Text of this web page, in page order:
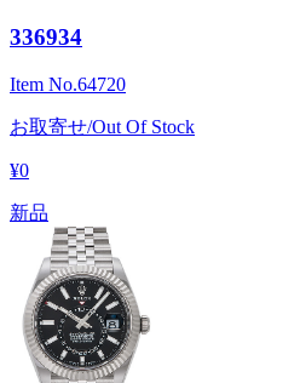
336934
Item No.64720
お取寄せ/Out Of Stock
¥0
新品